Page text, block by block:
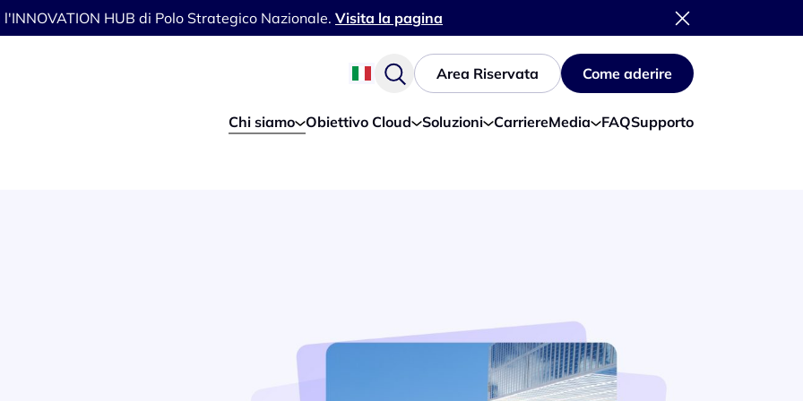
l'INNOVATION HUB di Polo Strategico Nazionale. Visita la pagina
Area Riservata Come aderire
Chi siamo Obiettivo Cloud Soluzioni CarriereMedia FAQSupporto